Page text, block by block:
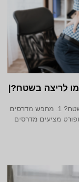
לריצה בשטח?|
מחפש מדרסים בהוד השרון שיתאימו לריצה בשטח? 1. מחפש מדרסים
מציעים מדרסים